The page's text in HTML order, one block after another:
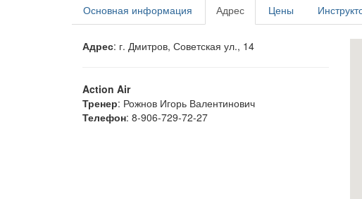
Основная информация Адрес Цены
Адрес: г. Дмитров, Советская ул., 14
Action Air
Тренер: Рожнов Игорь Валентинович
Телефон: 8-906-729-72-27